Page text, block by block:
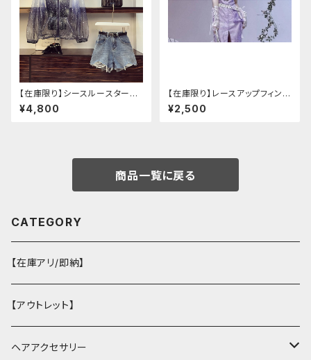
【在庫限り】シースルースターリ
ージャケットデニムパンツセット
アップ
¥4,800
【在庫限り】レースアップフィンガ
ーレスカバー(パンクチャイナ)
¥2,500
商品一覧に戻る
CATEGORY
【在庫アリ/即納】
【アウトレット】
ヘアアクセサリー